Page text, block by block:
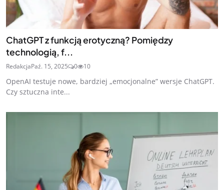
ChatGPT z funkcją erotyczną? Pomiędzy
technologią, f...
RedakcjaPaź. 15, 2025 0 10
OpenAI testuje nowe, bardziej „emocjonalne” wersje ChatGPT.
Czy sztuczna inte...